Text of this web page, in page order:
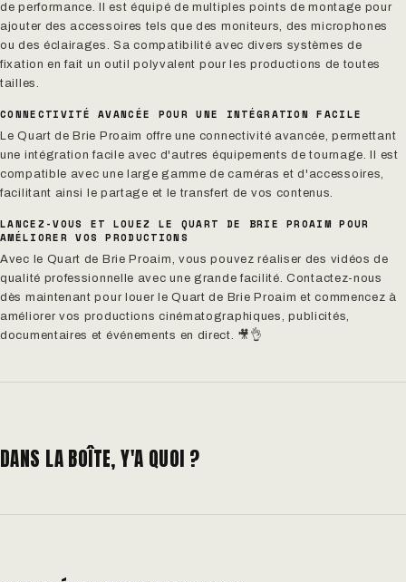
de performance. Il est équipé de multiples points de montage pour
ajouter des accessoires tels que des moniteurs, des microphones
ou des éclairages. Sa compatibilité avec divers systèmes de
fixation en fait un outil polyvalent pour les productions de toutes
tailles.
CONNECTIVITÉ AVANCÉE POUR UNE INTÉGRATION FACILE
Le Quart de Brie Proaim offre une connectivité avancée, permettant
une intégration facile avec d'autres équipements de tournage. Il est
compatible avec une large gamme de caméras et d'accessoires,
facilitant ainsi le partage et le transfert de vos contenus.
LANCEZ-VOUS ET LOUEZ LE QUART DE BRIE PROAIM POUR
AMÉLIORER VOS PRODUCTIONS
Avec le Quart de Brie Proaim, vous pouvez réaliser des vidéos de
qualité professionnelle avec une grande facilité. Contactez-nous
dès maintenant pour louer le Quart de Brie Proaim et commencez à
améliorer vos productions cinématographiques, publicités,
documentaires et événements en direct. 🎥👌
DANS LA BOÎTE, Y'A QUOI ?